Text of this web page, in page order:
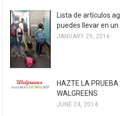
Lista de artículos
puedes llevar en
JANUARY 29, 2016
HAZTE LA PRUEBA
WALGREENS
JUNE 24, 2014